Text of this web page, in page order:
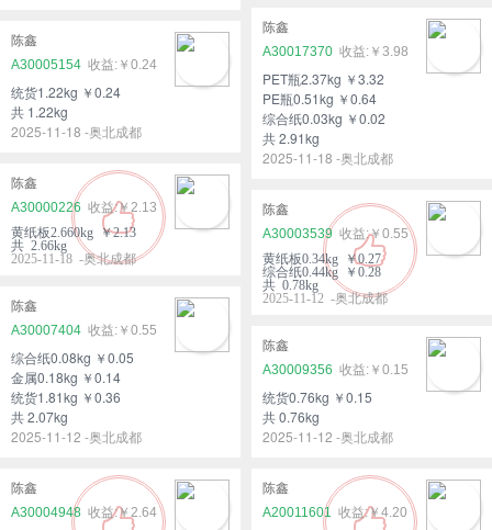
陈鑫
A30017370
￥3.98
PET瓶2.37kg ￥3.32
PE瓶0.51kg ￥0.64
综合纸0.03kg ￥0.02
共 2.91kg
2025-11-18 -奥北成都
陈鑫
A30005154
￥0.24
统货1.22kg ￥0.24
共 1.22kg
2025-11-18 -奥北成都
陈鑫
A30000226
￥2.13
黄纸板2.660kg ￥2.13
共 2.66kg
2025-11-18 -奥北成都
陈鑫
A30003539
￥0.55
黄纸板0.34kg ￥0.27
综合纸0.44kg ￥0.28
共 0.78kg
2025-11-12 -奥北成都
陈鑫
A30007404
￥0.55
综合纸0.08kg ￥0.05
金属0.18kg ￥0.14
统货1.81kg ￥0.36
共 2.07kg
2025-11-12 -奥北成都
陈鑫
A30009356
￥0.15
统货0.76kg ￥0.15
共 0.76kg
2025-11-12 -奥北成都
陈鑫
A30004948
￥2.64
陈鑫
A20011601
￥4.20